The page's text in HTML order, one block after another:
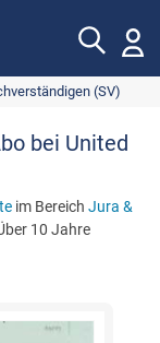
(SV)
bei United
im Bereich Jura &
10 Jahre